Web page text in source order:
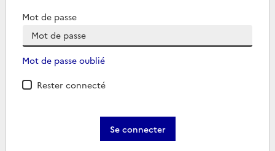
Mot de passe
Mot de passe oublié
Rester connecté
Se connecter